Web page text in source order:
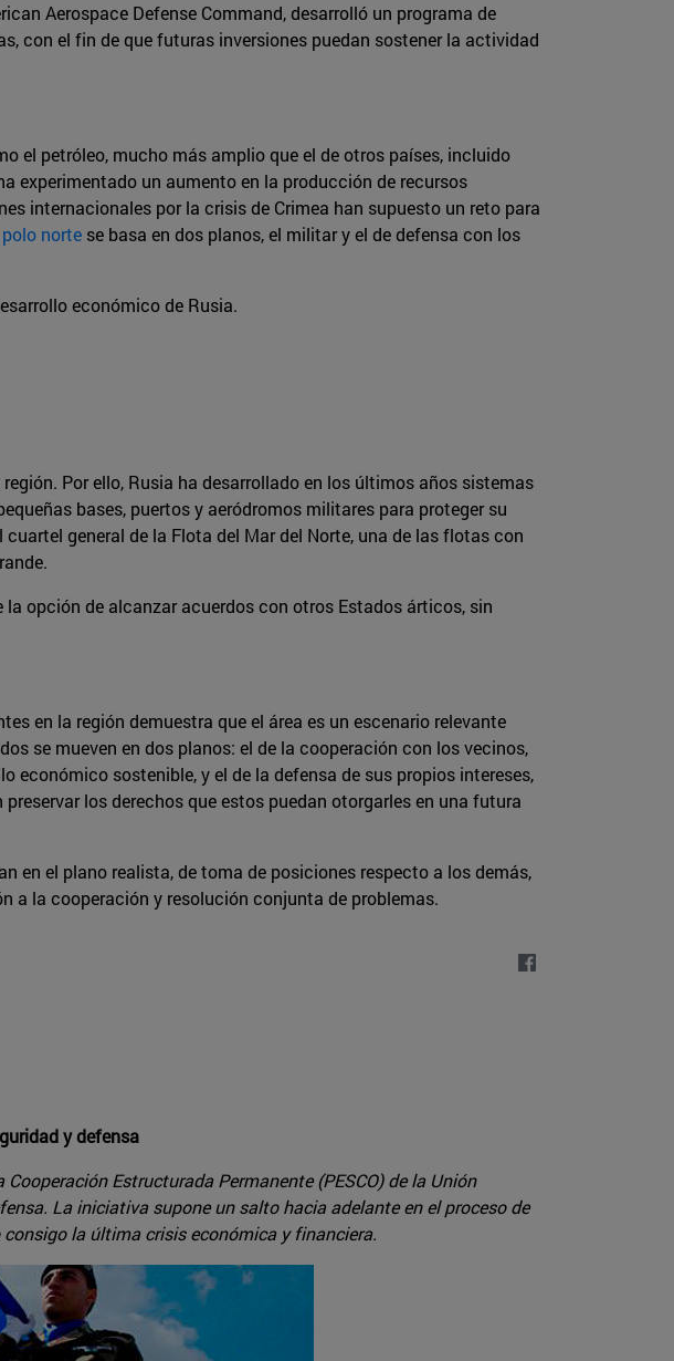
Aerospace Defense Command, desarrolló un programa de
con el fin de que futuras inversiones puedan sostener la actividad
el petróleo, mucho más amplio que el de otros países, incluido
experimentado un aumento en la producción de recursos
internacionales por la crisis de Crimea han supuesto un reto para
norte se basa en dos planos, el militar y el de defensa con los
económico de Rusia.
Por ello, Rusia ha desarrollado en los últimos años sistemas
bases, puertos y aeródromos militares para proteger su
general de la Flota del Mar del Norte, una de las flotas con
opción de alcanzar acuerdos con otros Estados árticos, sin
en la región demuestra que el área es un escenario relevante
se mueven en dos planos: el de la cooperación con los vecinos,
sostenible, y el de la defensa de sus propios intereses,
los derechos que estos puedan otorgarles en una futura
en el plano realista, de toma de posiciones respecto a los demás,
a la cooperación y resolución conjunta de problemas.
y defensa
Estructurada Permanente (PESCO) de la Unión
La iniciativa supone un salto hacia adelante en el proceso de
la última crisis económica y financiera.